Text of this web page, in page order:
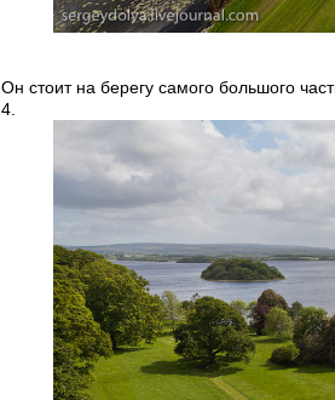
Он стоит на берегу самого большого
4.